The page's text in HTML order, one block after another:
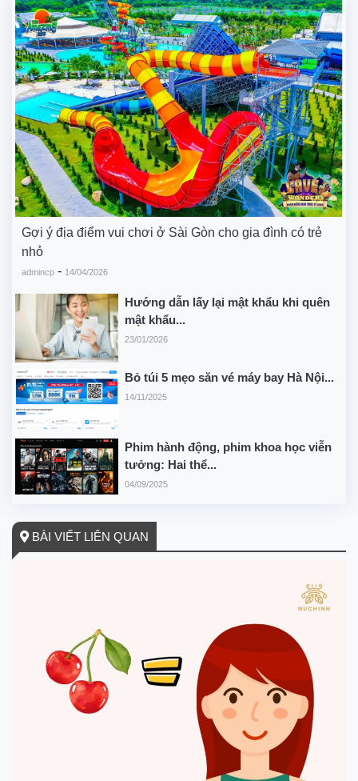
Gợi ý địa điểm vui chơi ở Sài Gòn cho gia đình có trẻ
nhỏ
admincp - 14/04/2026
Hướng dẫn lấy lại mật khẩu khi quên
mật khẩu...
23/01/2026
Bỏ túi 5 mẹo săn vé máy bay Hà Nội...
14/11/2025
Phim hành động, phim khoa học viễn
tưởng: Hai thể...
04/09/2025
BÀI VIẾT LIÊN QUAN